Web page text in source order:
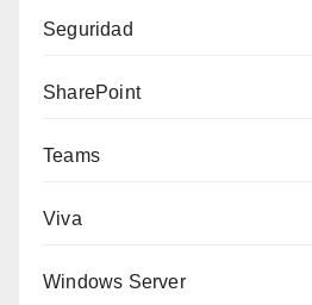
Seguridad
SharePoint
Teams
Viva
Windows Server